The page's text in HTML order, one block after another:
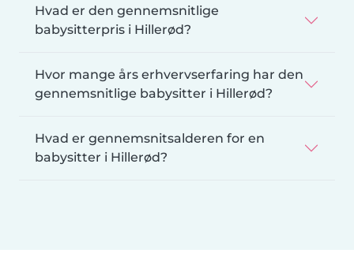
Hvad er den gennemsnitlige
babysitterpris i Hillerød?
Hvor mange års erhvervserfaring har den
gennemsnitlige babysitter i Hillerød?
Hvad er gennemsnitsalderen for en
babysitter i Hillerød?